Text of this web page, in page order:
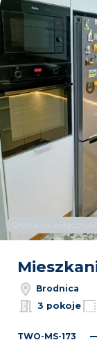
Oferta na wyłączność
Brodnica
3 pokoje
TWO-MS-173